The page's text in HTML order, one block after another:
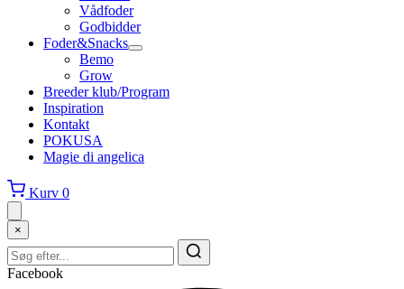
Vådfoder
Godbidder
Foder&Snacks
Bemo
Grow
Breeder klub/Program
Inspiration
Kontakt
POKUSA
Magie di angelica
Kurv 0
×
Facebook